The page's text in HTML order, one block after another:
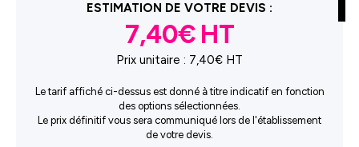
ESTIMATION DE VOTRE DEVIS :
7,40€
Prix unitaire : 7,40€ HT
Le tarif affiché ci-dessus est donné à titre indicatif en fonction
des options sélectionnées.
Le prix définitif vous sera communiqué lors de l'établissement
de votre devis.